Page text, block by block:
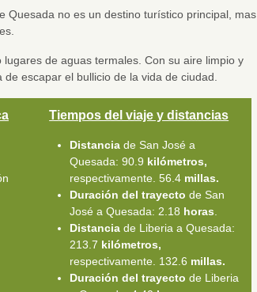
Quesada no es un destino turístico principal, mas
de aguas termales. Con su aire limpio y
escapar el bullicio de la vida de ciudad.
Tiempos del viaje y distancias
Distancia de San José a
Quesada: 90.9 kilómetros,
respectivamente. 56.4 millas.
Duración del trayectode San
José a Quesada: 2.18 horas
Distancia de Liberia a Quesada:
213.7 kilómetros,
respectivamente. 132.6 millas.
Duración del trayectode Liberia